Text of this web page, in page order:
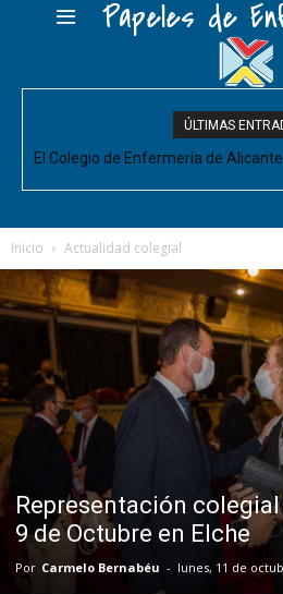
Papeles de
ÚLTIMAS
El Colegio de Enfermería de
acompañe de decisiones
Inicio Actualidad colegial
Representación
9 de Octubre en Elche
Por Carmelo Bernabéu - lunes, 11 de